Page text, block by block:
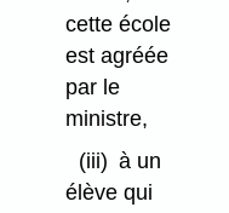
cette école
est agréée
par le
ministre,
(iii) à un
élève qui